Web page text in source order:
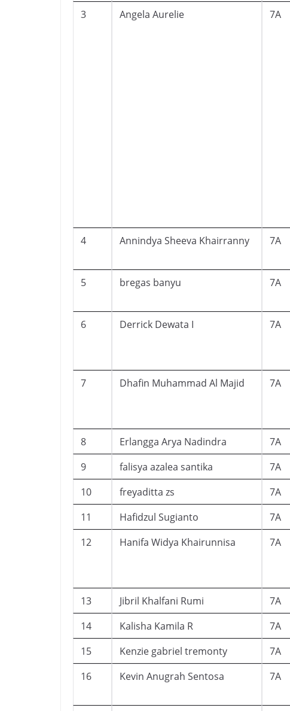
3
Angela Aurelie 7A
4
Annindya Sheeva Khairranny 7A
5
bregas banyu 7A
6
Derrick Dewata I 7A
7
Dhafin Muhammad Al Majid 7A
8
Erlangga Arya Nadindra 7A
9
falisya azalea santika 7A
10
freyaditta zs 7A
11
Hafidzul Sugianto 7A
12
Hanifa Widya Khairunnisa 7A
13
Jibril Khalfani Rumi 7A
14
Kalisha Kamila R 7A
15
Kenzie gabriel tremonty 7A
16
Kevin Anugrah Sentosa 7A